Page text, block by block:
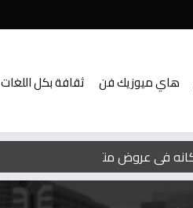
هاي ميوزيك فن ثقافة بكل اللغات